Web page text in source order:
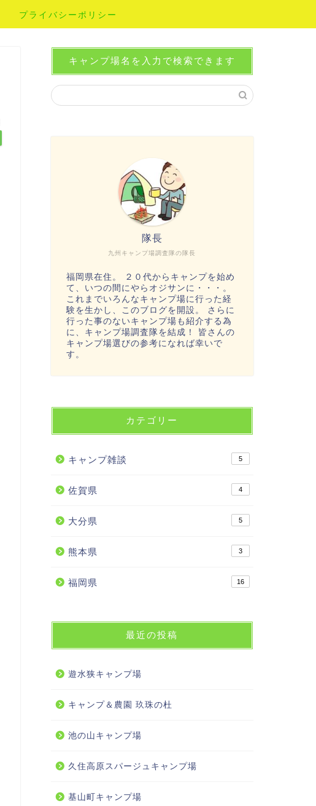
プライバシーポリシー
キャンプ場名を入力で検索できます
九州キャンプ場調査隊の隊長
隊長
福岡県在住。 ２０代からキャンプを始め
て、いつの間にやらオジサンに・・・。
これまでいろんなキャンプ場に行った経
験を生かし、このブログを開設。 さらに
行った事のないキャンプ場も紹介する為
に、キャンプ場調査隊を結成！ 皆さんの
キャンプ場選びの参考になれば幸いで
す。
カテゴリー
キャンプ雑談 5
佐賀県 4
大分県 5
熊本県 3
福岡県 16
最近の投稿
遊水狭キャンプ場
キャンプ＆農園 玖珠の杜
池の山キャンプ場
久住高原スパージュキャンプ場
基山町キャンプ場